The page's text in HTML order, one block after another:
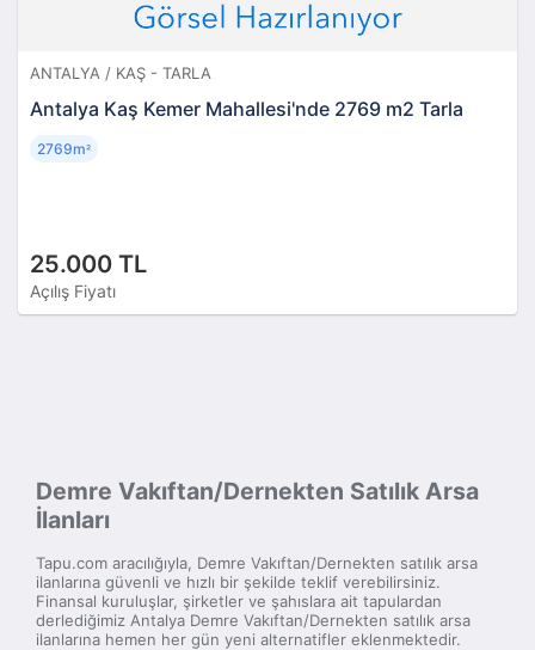
ANTALYA / KAŞ - TARLA
Antalya Kaş Kemer Mahallesi'nde 2769 m2 Tarla
25.000 TL
Açılış Fiyatı
2769m²
Demre Vakıftan/Dernekten Satılık Arsa
İlanları
Tapu.com aracılığıyla, Demre Vakıftan/Dernekten satılık arsa
ilanlarına güvenli ve hızlı bir şekilde teklif verebilirsiniz.
Finansal kuruluşlar, şirketler ve şahıslara ait tapulardan
derlediğimiz Antalya Demre Vakıftan/Dernekten satılık arsa
ilanlarına hemen her gün yeni alternatifler eklenmektedir.